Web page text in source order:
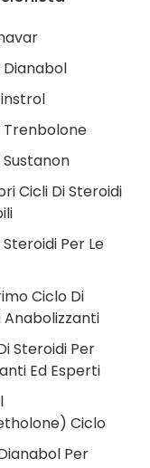
Dianabol
Trenbolone
Sustanon
Cicli Di Steroidi
Per Le
Ciclo Di
Anabolizzanti
Steroidi Per
Ed Esperti
Ciclo
Per